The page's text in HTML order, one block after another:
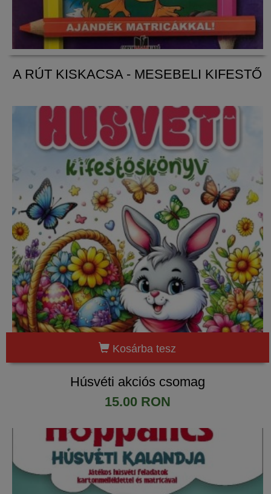
A RÚT KISKACSA - MESEBELI KIFESTŐ
Kosárba tesz
Húsvéti akciós csomag
15.00 RON